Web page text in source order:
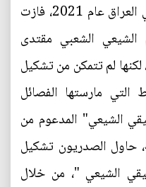
البرلمانية الأخيرة التي جرت في العراق عام 2021، فازت
الشيعي الشعبي مقتدى
لكنها لم تتمكن من تشكيل
مارستها الفصائل
الشيعي" المدعوم من
حاول الصدريون تشكيل
الشيعي "، من خلال